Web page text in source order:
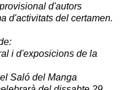
d'autors
d'activitats del certamen.
i d'exposicions de la
Saló del Manga